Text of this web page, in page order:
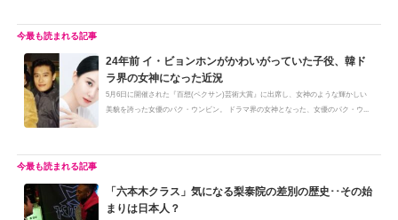
24年前 イ・ビョンホンがかわいがっていた子役、韓ド
ラ界の女神になった近況
5月6日に開催された『百想(ペクサン)芸術大賞』に出席し、女神のような輝かしい
美貌を誇った女優のパク・ウンビン。 ドラマ界の女神となった、女優のパク・ウ...
「六本木クラス」気になる梨泰院の差別の歴史･･その始
まりは日本人？